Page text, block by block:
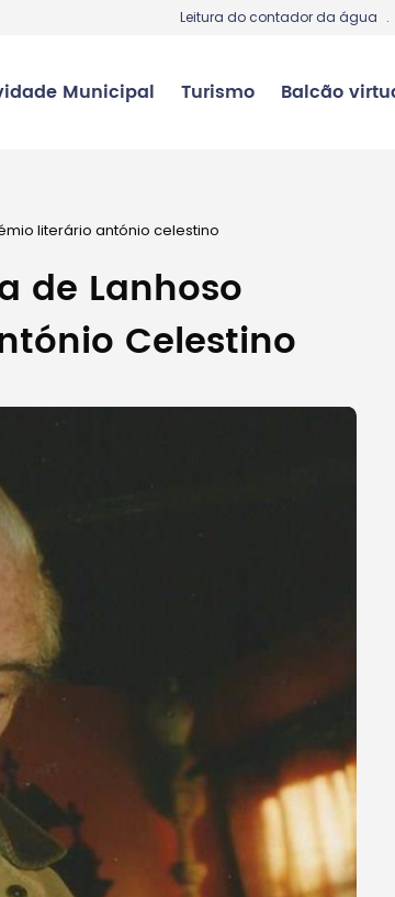
Leitura do contador da água .
Municipal Turismo Balcão
literário antónio celestino
de Lanhoso
Celestino